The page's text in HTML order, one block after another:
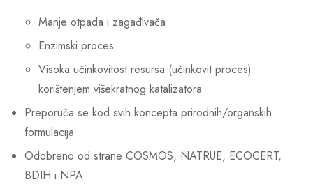
Manje otpada i zagađivača
Enzimski proces
Visoka učinkovitost resursa (učinkovit proces)
korištenjem višekratnog katalizatora
Preporuča se kod svih koncepta prirodnih/organskih
formulacija
Odobreno od strane COSMOS, NATRUE, ECOCERT,
BDIH i NPA